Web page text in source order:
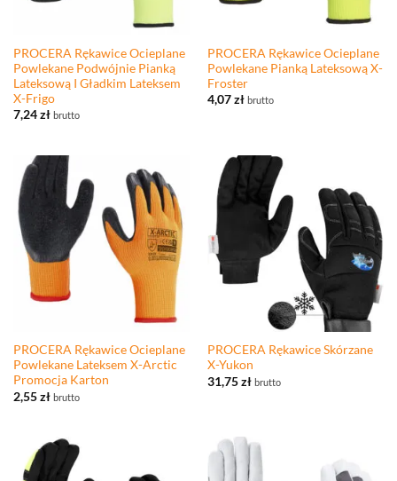
PROCERA Rękawice Ocieplane
Powlekane Podwójnie Pianką
Lateksową I Gładkim Lateksem
X-Frigo
7,24zł brutto
PROCERA Rękawice Ocieplane
Powlekane Pianką Lateksową X-
Froster
4,07zł brutto
PROCERA Rękawice Ocieplane
Powlekane Lateksem X-Arctic
Promocja Karton
2,55zł brutto
PROCERA Rękawice Skórzane
X-Yukon
31,75zł brutto